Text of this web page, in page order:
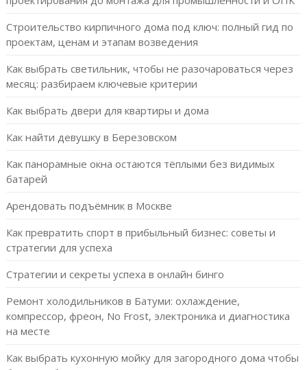
Строительство кирпичного дома под ключ: полный гид по
проектам, ценам и этапам возведения
Как выбрать светильник, чтобы не разочароваться через
месяц: разбираем ключевые критерии
Как выбрать двери для квартиры и дома
Как найти девушку в Березовском
Как панорамные окна остаются тёплыми без видимых
батарей
Арендовать подъёмник в Москве
Как превратить спорт в прибыльный бизнес: советы и
стратегии для успеха
Стратегии и секреты успеха в онлайн бинго
Ремонт холодильников в Батуми: охлаждение,
компрессор, фреон, No Frost, электроника и диагностика
на месте
Как выбрать кухонную мойку для загородного дома чтобы